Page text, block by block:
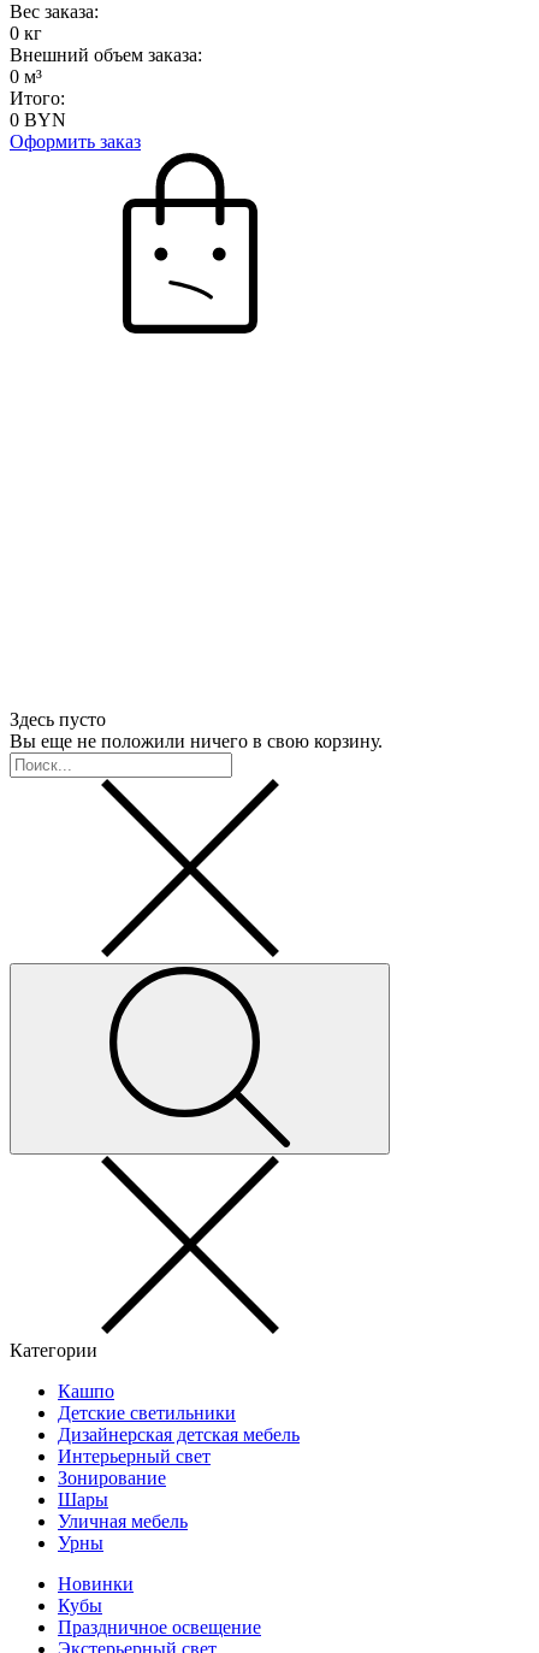
Вес заказа:
0 кг
Внешний объем заказа:
0 м³
Итого:
0 BYN
Оформить заказ
Здесь пусто
Вы еще не положили ничего в свою корзину.
Категории
Кашпо
Детские светильники
Дизайнерская детская мебель
Интерьерный свет
Зонирование
Шары
Уличная мебель
Урны
Новинки
Кубы
Праздничное освещение
Экстерьерный свет